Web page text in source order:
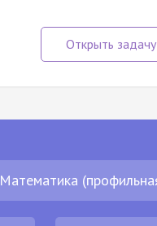
Математика